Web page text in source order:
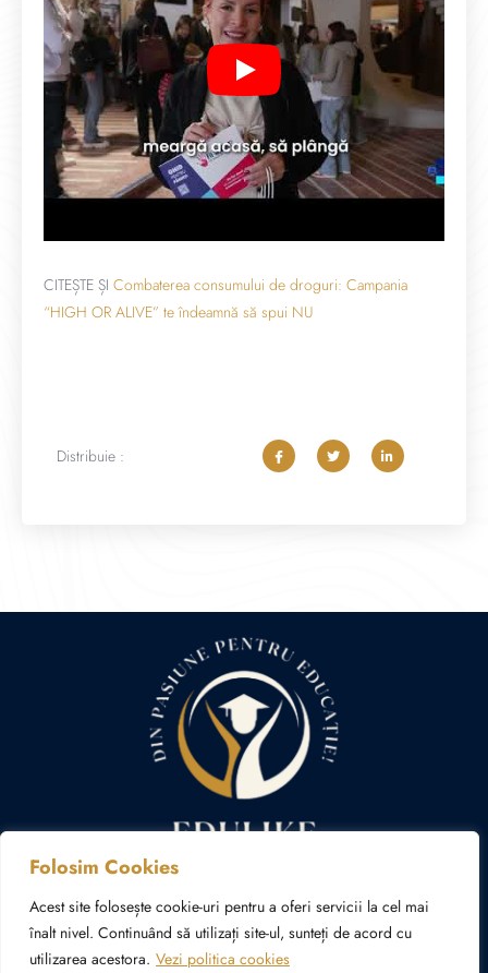
Folosim Cookies
Acest site folosește cookie-uri pentru a oferi servicii la cel mai
înalt nivel. Continuând să utilizați site-ul, sunteți de acord cu
utilizarea acestora. Vezi politica cookies
CITEȘTE ȘI Combaterea consumului de droguri: Campania
“HIGH OR ALIVE” te îndeamnă să spui NU
Distribuie :
Politica de confidențialitate